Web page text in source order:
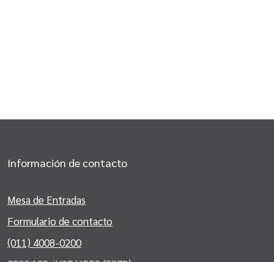
Información de contacto
Mesa de Entradas
Formulario de contacto
(011) 4008-0200